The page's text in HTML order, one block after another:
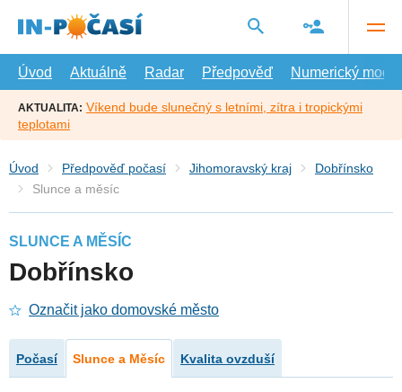
hlavní
Úvod
Aktuálně Radar Předpověď Numerický model
AKTUALITA: Víkend bude slunečný s letními, zítra i tropickými
teplotami
Úvod Předpověď počasí Jihomoravský kraj
Dobřínsko
Slunce a měsíc
SLUNCE A MĚSÍC
Dobřínsko
Označit jako domovské město
Počasí Slunce a Měsíc Kvalita ovzduší